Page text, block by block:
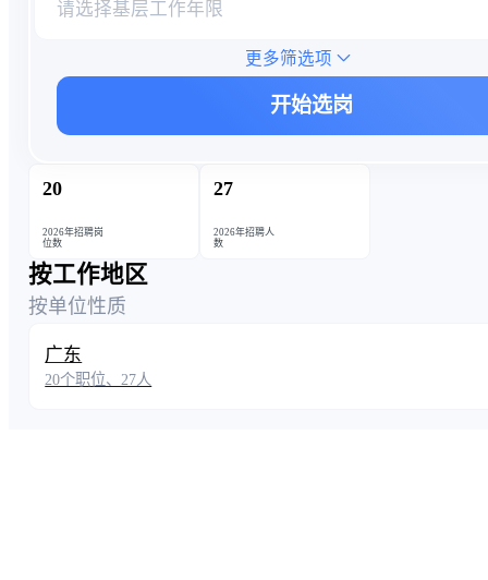
请选择基层工作年限
更多筛选项
开始选岗
20
2026年招聘岗
位数
27
2026年招聘人
数
按工作地区
按单位性质
广东
20个职位、27人